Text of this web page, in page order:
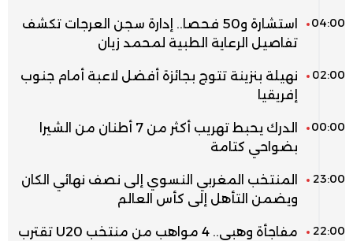
04:00
استشارة و50 فحصا.. إدارة سجن العرجات تكشف
تفاصيل الرعاية الطبية لمحمد زيان
02:00
نهيلة بنزينة تتوج بجائزة أفضل لاعبة أمام جنوب
إفريقيا
00:00
الدرك يحبط تهريب أكثر من 7 أطنان من الشيرا
بضواحي كتامة
23:00
المنتخب المغربي النسوي إلى نصف نهائي الكان
ويضمن التأهل إلى كأس العالم
22:00
مفاجأة وهبي.. 4 مواهب من منتخب U20 تقترب